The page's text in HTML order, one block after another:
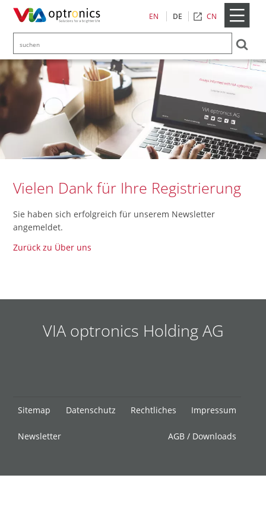
EN DE CN
Vielen Dank für Ihre Registrierung
Sie haben sich erfolgreich für unserem Newsletter
angemeldet.
Zurück zu Über uns
VIA optronics Holding AG
Navigation
Sitemap Datenschutz Rechtliches Impressum
Newsletter AGB / Downloads